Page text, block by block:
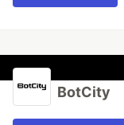
BotCity